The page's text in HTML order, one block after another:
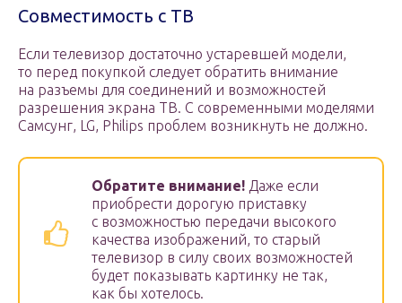
Совместимость с ТВ
Если телевизор достаточно устаревшей модели,
то перед покупкой следует обратить внимание
на разъемы для соединений и возможностей
разрешения экрана ТВ. С современными моделями
Самсунг, LG, Philips проблем возникнуть не должно.
Обратите внимание! Даже если
приобрести дорогую приставку
с возможностью передачи высокого
качества изображений, то старый
телевизор в силу своих возможностей
будет показывать картинку не так,
как бы хотелось.